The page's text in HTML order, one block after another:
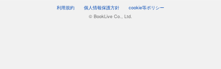
利用規約 個人情報保護方針
cookie等ポリシー
© BookLive Co., Ltd.